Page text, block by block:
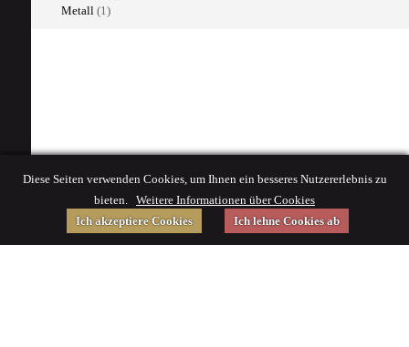
Metall (1)
Diese Seiten verwenden Cookies, um Ihnen ein besseres Nutzererlebnis zu
bieten. Weitere Informationen über Cookies
Ich akzeptiere Cookies
Ich lehne Cookies ab